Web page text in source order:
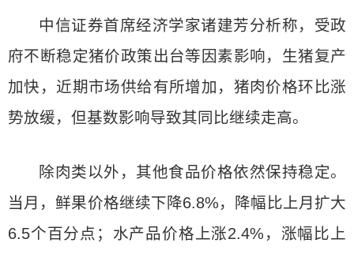
中信证券首席经济学家诸建芳分析称，受政
府不断稳定猪价政策出台等因素影响，生猪复产
加快，近期市场供给有所增加，猪肉价格环比涨
势放缓，但基数影响导致其同比继续走高。
除肉类以外，其他食品价格依然保持稳定。
当月，鲜果价格继续下降6.8%，降幅比上月扩大
6.5个百分点；水产品价格上涨2.4%，涨幅比上